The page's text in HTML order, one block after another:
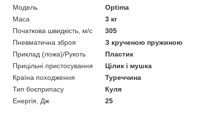
Мoдель
Optima
Маса
3 кг
Початкова швидкість, м/с
305
Пневматична зброя
З крученою пружиною
Приклад (ложа)/Рукоть
Пластик
Прицільні пристосування
Цілик і мушка
Країна походження
Туреччина
Тип боєприпасу
Куля
Енергія, Дж
25